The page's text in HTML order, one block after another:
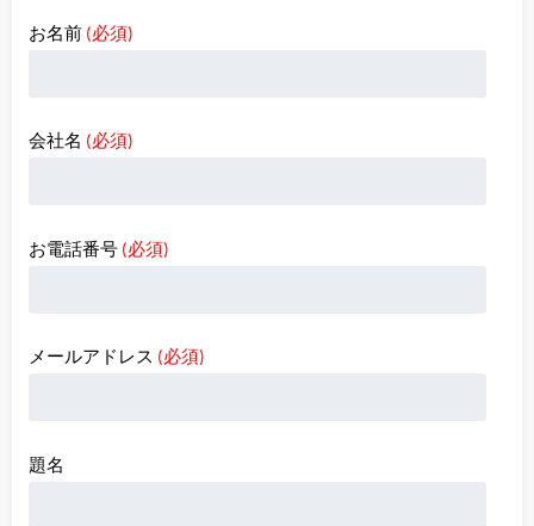
お名前 (必須)
会社名 (必須)
お電話番号 (必須)
メールアドレス (必須)
題名